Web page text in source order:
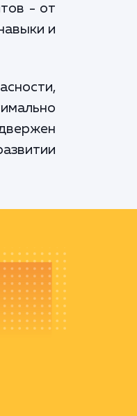
- от
и